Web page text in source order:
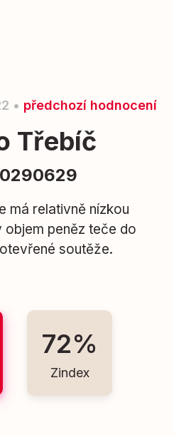
• předchozí hodnocení
Třebíč
má relativně nízkou
peněz teče do
soutěže.
72%
Zindex